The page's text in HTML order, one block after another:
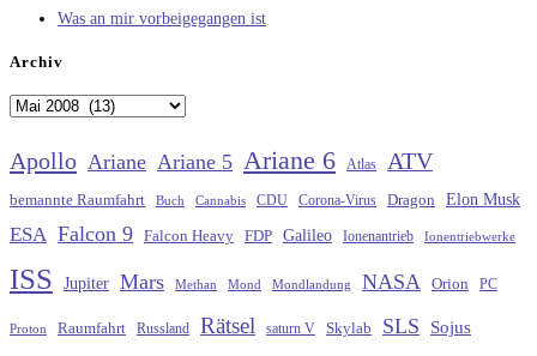
Was an mir vorbeigegangen ist
Archiv
Archiv
Apollo Ariane Ariane 5 Ariane 6 Atlas ATV
bemannte Raumfahrt Buch Cannabis CDU Corona-Virus Dragon Elon Musk
ESA Falcon 9 Falcon Heavy FDP Galileo Ionenantrieb Ionentriebwerke
ISS Jupiter Mars Methan Mond Mondlandung NASA Orion PC
Proton Raumfahrt Russland Rätsel saturn V Skylab SLS Sojus